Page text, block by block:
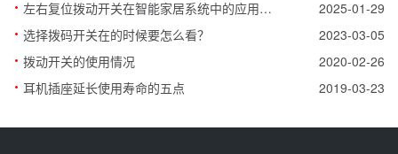
· 左右复位拨动开关在智能家居系统中的应用案例 2025-01-29
· 选择拨码开关在的时候要怎么看？ 2023-03-05
· 拨动开关的使用情况 2020-02-26
· 耳机插座延长使用寿命的五点 2019-03-23